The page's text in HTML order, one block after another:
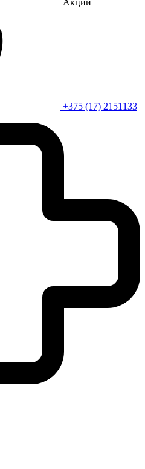
+375 (17) 2151133